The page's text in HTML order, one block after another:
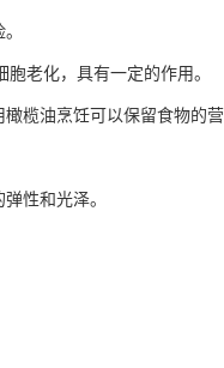
老化，具有一定的作用。
榄油烹饪可以保留食物的营
性和光泽。